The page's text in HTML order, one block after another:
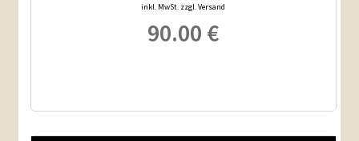
inkl. MwSt. zzgl. Versand
90.00 €